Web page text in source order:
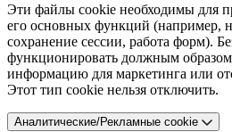
Эти файлы cookie необходимы для
его основных функций (например,
сохранение сессии, работа форм).
функционировать должным
информацию для маркетинга или
Этот тип cookie нельзя отключить.
Аналитические/Рекламные cookie